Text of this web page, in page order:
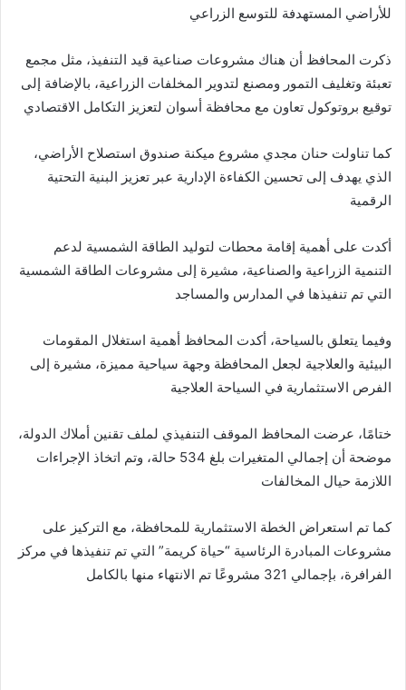
للأراضي المستهدفة للتوسع الزراعي
ذكرت المحافظ أن هناك مشروعات صناعية قيد التنفيذ، مثل مجمع
تعبئة وتغليف التمور ومصنع لتدوير المخلفات الزراعية، بالإضافة إلى
توقيع بروتوكول تعاون مع محافظة أسوان لتعزيز التكامل الاقتصادي
كما تناولت حنان مجدي مشروع ميكنة صندوق استصلاح الأراضي،
الذي يهدف إلى تحسين الكفاءة الإدارية عبر تعزيز البنية التحتية
الرقمية
أكدت على أهمية إقامة محطات لتوليد الطاقة الشمسية لدعم
التنمية الزراعية والصناعية، مشيرة إلى مشروعات الطاقة الشمسية
التي تم تنفيذها في المدارس والمساجد
وفيما يتعلق بالسياحة، أكدت المحافظ أهمية استغلال المقومات
البيئية والعلاجية لجعل المحافظة وجهة سياحية مميزة، مشيرة إلى
الفرص الاستثمارية في السياحة العلاجية
ختامًا، عرضت المحافظ الموقف التنفيذي لملف تقنين أملاك الدولة،
موضحة أن إجمالي المتغيرات بلغ 534 حالة، وتم اتخاذ الإجراءات
اللازمة حيال المخالفات
كما تم استعراض الخطة الاستثمارية للمحافظة، مع التركيز على
مشروعات المبادرة الرئاسية “حياة كريمة” التي تم تنفيذها في مركز
الفرافرة، بإجمالي 321 مشروعًا تم الانتهاء منها بالكامل